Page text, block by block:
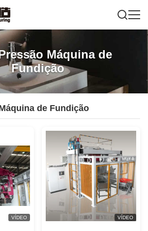
Máquina de
Fundição
de Fundição
VÍDEO VÍDEO